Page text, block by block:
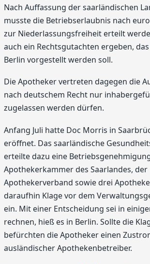
Nach Auffassung der saarländischen
musste die Betriebserlaubnis nach
zur Niederlassungsfreiheit erteilt
auch ein Rechtsgutachten ergeben,
Berlin vorgestellt werden soll.
Die Apotheker vertreten dagegen die
nach deutschem Recht nur
zugelassen werden dürfen.
Anfang Juli hatte Doc Morris in
eröffnet. Das saarländische
erteilte dazu eine
Apothekerkammer des Saarlandes, der
Apothekerverband sowie drei
daraufhin Klage vor dem
ein. Mit einer Entscheidung sei in
rechnen, hieß es in Berlin. Sollte die
befürchten die Apotheker einen
ausländischer Apothekenbetreiber.